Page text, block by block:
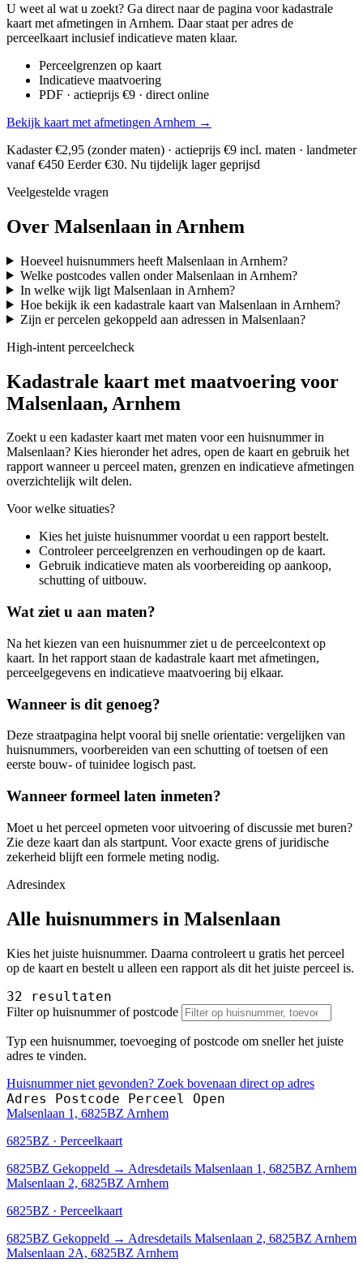
U weet al wat u zoekt? Ga direct naar de pagina voor kadastrale
kaart met afmetingen in Arnhem. Daar staat per adres de
perceelkaart inclusief indicatieve maten klaar.
Perceelgrenzen op kaart
Indicatieve maatvoering
PDF · actieprijs €9 · direct online
Bekijk kaart met afmetingen Arnhem →
Kadaster €2,95 (zonder maten) · actieprijs €9 incl. maten · landmeter
vanaf €450 Eerder €30. Nu tijdelijk lager geprijsd
Veelgestelde vragen
Over Malsenlaan in Arnhem
Hoeveel huisnummers heeft Malsenlaan in Arnhem?
Welke postcodes vallen onder Malsenlaan in Arnhem?
In welke wijk ligt Malsenlaan in Arnhem?
Hoe bekijk ik een kadastrale kaart van Malsenlaan in Arnhem?
Zijn er percelen gekoppeld aan adressen in Malsenlaan?
High-intent perceelcheck
Kadastrale kaart met maatvoering voor
Malsenlaan, Arnhem
Zoekt u een kadaster kaart met maten voor een huisnummer in
Malsenlaan? Kies hieronder het adres, open de kaart en gebruik het
rapport wanneer u perceel maten, grenzen en indicatieve afmetingen
overzichtelijk wilt delen.
Voor welke situaties?
Kies het juiste huisnummer voordat u een rapport bestelt.
Controleer perceelgrenzen en verhoudingen op de kaart.
Gebruik indicatieve maten als voorbereiding op aankoop,
schutting of uitbouw.
Wat ziet u aan maten?
Na het kiezen van een huisnummer ziet u de perceelcontext op
kaart. In het rapport staan de kadastrale kaart met afmetingen,
perceelgegevens en indicatieve maatvoering bij elkaar.
Wanneer is dit genoeg?
Deze straatpagina helpt vooral bij snelle orientatie: vergelijken van
huisnummers, voorbereiden van een schutting of toetsen of een
eerste bouw- of tuinidee logisch past.
Wanneer formeel laten inmeten?
Moet u het perceel opmeten voor uitvoering of discussie met buren?
Zie deze kaart dan als startpunt. Voor exacte grens of juridische
zekerheid blijft een formele meting nodig.
Adresindex
Alle huisnummers in Malsenlaan
Kies het juiste huisnummer. Daarna controleert u gratis het perceel
op de kaart en bestelt u alleen een rapport als dit het juiste perceel is.
32 resultaten
Filter op huisnummer of postcode
Typ een huisnummer, toevoeging of postcode om sneller het juiste
adres te vinden.
Huisnummer niet gevonden? Zoek bovenaan direct op adres
Adres Postcode Perceel Open
Malsenlaan 1, 6825BZ Arnhem
6825BZ · Perceelkaart
6825BZ Gekoppeld → Adresdetails Malsenlaan 1, 6825BZ Arnhem
Malsenlaan 2, 6825BZ Arnhem
6825BZ · Perceelkaart
6825BZ Gekoppeld → Adresdetails Malsenlaan 2, 6825BZ Arnhem
Malsenlaan 2A, 6825BZ Arnhem